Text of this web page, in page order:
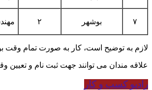
۷ بوشهر ۲
لازم به توضیح است، کار به صورت تمام وقت
علاقه مندان می توانند جهت ثبت نام و تعیین وقت مصاحبه تا تاریخ ۷ تیرماه ۱۳۹۱ در وقت اداری ( ۸ صبح تا ۴ بعد از ظهر ) با
رادیو کسب و کار